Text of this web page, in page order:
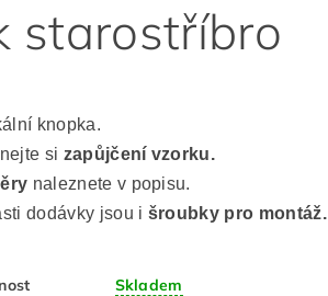
starostříbro
knopka.
si zapůjčení vzorku.
naleznete v popisu.
dodávky jsou i šroubky pro montáž.
Skladem